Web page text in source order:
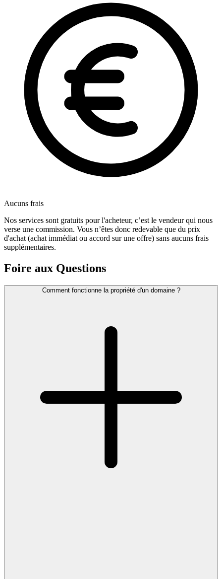
Aucuns frais
Nos services sont gratuits pour l'acheteur, c’est le vendeur qui nous
verse une commission. Vous n’êtes donc redevable que du prix
d'achat (achat immédiat ou accord sur une offre) sans aucuns frais
supplémentaires.
Foire aux Questions
Comment fonctionne la propriété d'un domaine ?